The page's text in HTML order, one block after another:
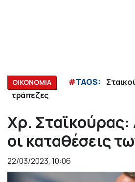
ΟΙΚΟΝΟΜΙΑ #TAGS:
τράπεζες
Χρ. Σταϊκούρας:
οι καταθέσεις
22/03/2023, 10:06